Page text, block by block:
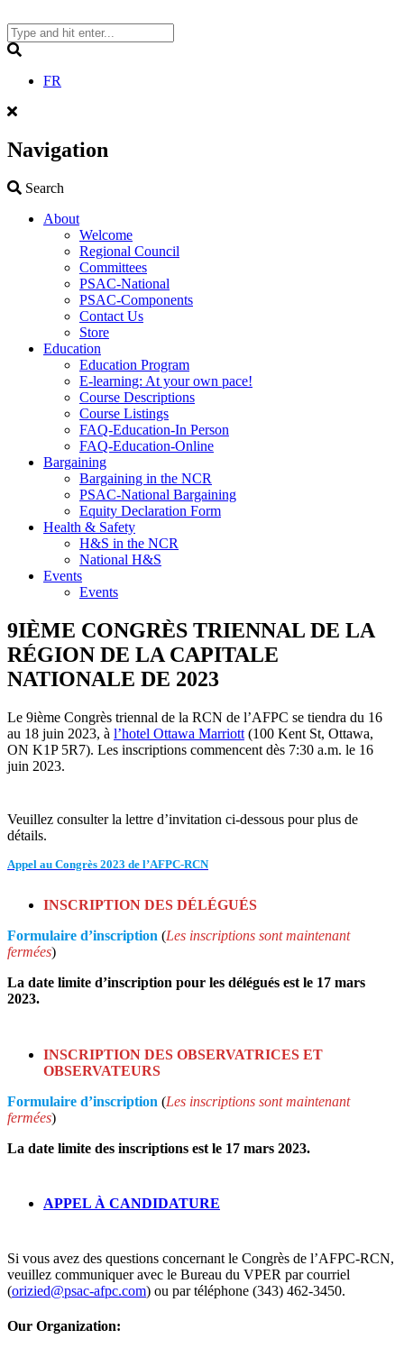
to
content
FR
Navigation
Search
About
Welcome
Regional Council
Committees
PSAC-National
PSAC-Components
Contact Us
Store
Education
Education Program
E-learning: At your own pace!
Course Descriptions
Course Listings
FAQ-Education-In Person
FAQ-Education-Online
Bargaining
Bargaining in the NCR
PSAC-National Bargaining
Equity Declaration Form
Health & Safety
H&S in the NCR
National H&S
Events
Events
9IÈME CONGRÈS TRIENNAL DE LA
RÉGION DE LA CAPITALE
NATIONALE DE 2023
Le 9ième Congrès triennal de la RCN de l’AFPC se tiendra du 16
au 18 juin 2023, à l’hotel Ottawa Marriott (100 Kent St, Ottawa,
ON K1P 5R7). Les inscriptions commencent dès 7:30 a.m. le 16
juin 2023.
Veuillez consulter la lettre d’invitation ci-dessous pour plus de
détails.
Appel au Congrès 2023 de l’AFPC-RCN
INSCRIPTION DES DÉLÉGUÉS
Formulaire d’inscription (Les inscriptions sont maintenant
fermées)
La date limite d’inscription pour les délégués est le 17 mars
2023.
INSCRIPTION DES OBSERVATRICES ET
OBSERVATEURS
Formulaire d’inscription (Les inscriptions sont maintenant
fermées)
La date limite des inscriptions est le 17 mars 2023.
APPEL À CANDIDATURE
Si vous avez des questions concernant le Congrès de l’AFPC-RCN,
veuillez communiquer avec le Bureau du VPER par courriel
(orizied@psac-afpc.com) ou par téléphone (343) 462-3450.
Our Organization: